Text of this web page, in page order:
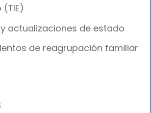
(TIE)
actualizaciones de estado
de reagrupación familiar